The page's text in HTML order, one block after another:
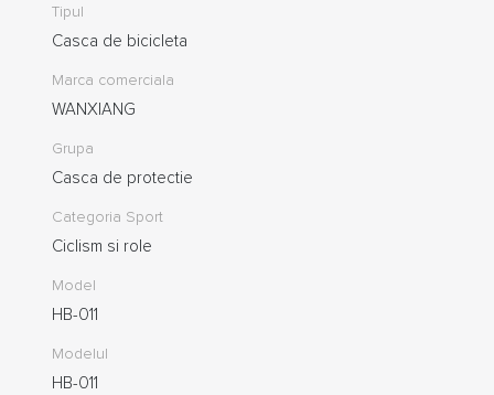
Tipul
Casca de bicicleta
Marca comerciala
WANXIANG
Grupa
Casca de protectie
Categoria Sport
Ciclism si role
Model
HB-011
Modelul
HB-011